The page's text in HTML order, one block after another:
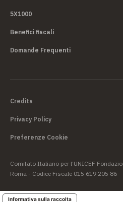
5X1000
Benefici fiscali
Domande Frequenti
Credits
Privacy Policy
Preferenze Cookie
Comitato Italiano per l’UNICEF
Roma - Codice Fiscale 015 619 205 86
Informativa sulla raccolta